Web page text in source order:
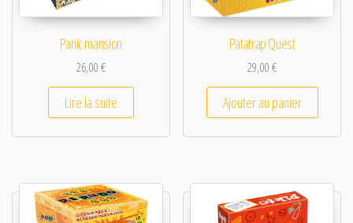
Panic mansion
26,00€
Lire la suite
Patatrap Quest
29,00€
Ajouter au panier